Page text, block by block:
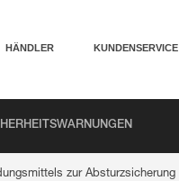
HÄNDLER KUNDENSERVICE
zur Absturzsicherung